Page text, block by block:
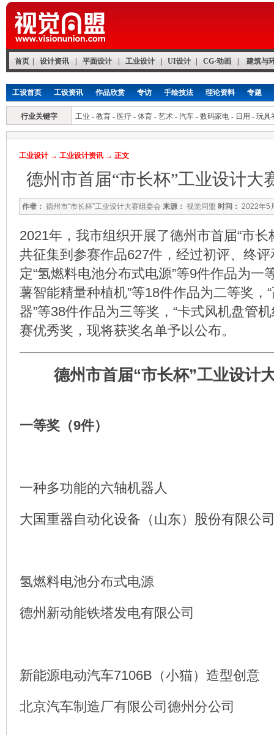
首页 设计资讯 平面设计 工业设计 UI设计 CG·动画 建筑与
工设首页 工设资讯 作品欣赏 专访 手绘技法 理论资料 专题
行业关键字 工业 - 教育 - 医疗 - 体育 - 艺术 - 汽车 - 数码家电 - 日用 - 玩具
工业设计 → 工业设计资讯 → 正文
德州市首届“市长杯”工业设计大
作者： 德州市“市长杯”工业设计大赛组委会 来源： 视觉同盟 时间： 2022年5
2021年，我市组织开展了德州市首届“市长
共征集到参赛作品627件，经过初评、终
定“氢燃料电池分布式电源”等9件作品为一
薯智能精量种植机”等18件作品为二等奖，
器”等38件作品为三等奖，“卡式风机盘管
赛优秀奖，现将获奖名单予以公布。
德州市首届“市长杯”工业设计
一等奖（9件）
一种多功能的六轴机器人
大国重器自动化设备（山东）股份有限公
氢燃料电池分布式电源
德州新动能铁塔发电有限公司
新能源电动汽车7106B（小猫）造型创意
北京汽车制造厂有限公司德州分公司